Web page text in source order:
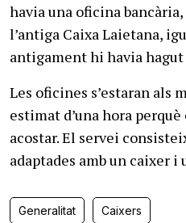
havia una oficina
l’antiga Caixa Laietana,
antigament hi havia hagut
Les oficines s’estaran als
estimat d’una hora
acostar. El servei
adaptades amb un caixer
Generalitat Caixers